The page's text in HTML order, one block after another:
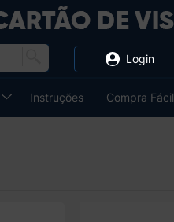
Instruções Compra Fácil
Login